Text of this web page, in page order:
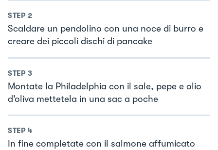
STEP 2
Scaldare un pendolino con una noce di burro e
creare dei piccoli dischi di pancake
STEP 3
Montate la Philadelphia con il sale, pepe e olio
d’oliva mettetela in una sac a poche
STEP 4
In fine completate con il salmone affumicato